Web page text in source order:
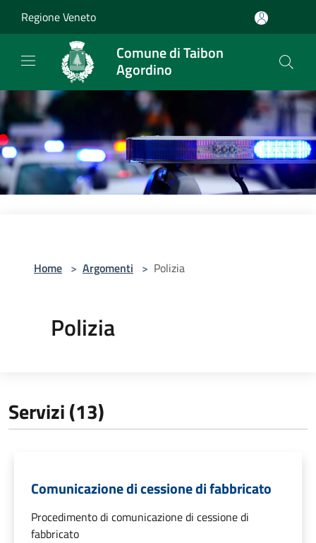
Regione Veneto
Comune di Taibon
Agordino
Home > Argomenti > Polizia
Polizia
Servizi (13)
Comunicazione di cessione di fabbricato
Procedimento di comunicazione di cessione di
fabbricato